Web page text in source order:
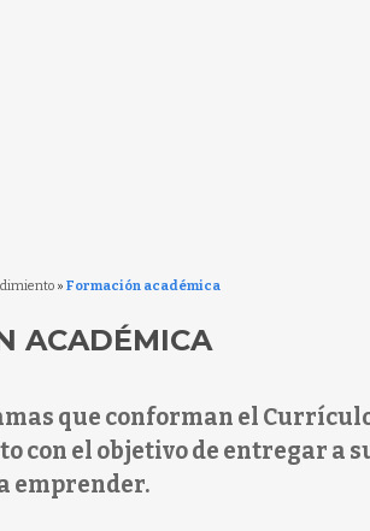
» Formación académica
ACADÉMICA
que conforman el
con el objetivo de entregar a
emprender.